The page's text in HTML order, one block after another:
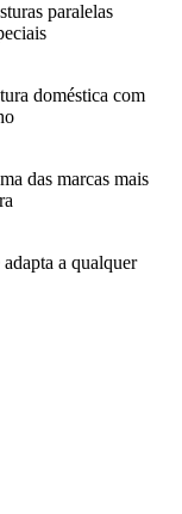
paralelas
doméstica com
das marcas mais
a qualquer